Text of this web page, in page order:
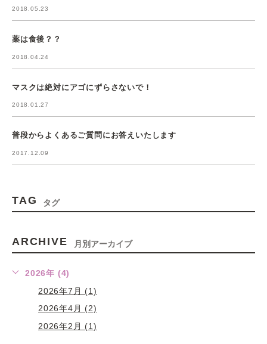
2018.05.23
薬は食後？？
2018.04.24
マスクは絶対にアゴにずらさないで！
2018.01.27
普段からよくあるご質問にお答えいたします
2017.12.09
TAG タグ
ARCHIVE 月別アーカイブ
2026年 (4)
2026年7月 (1)
2026年4月 (2)
2026年2月 (1)